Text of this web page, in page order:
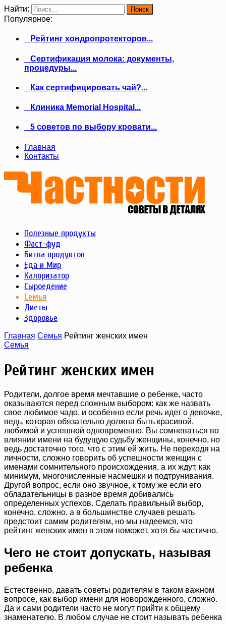
Найти:
Популярное:
Рейтинг хондропротекторов...
Сертификация молока: документы,
процедуры...
Как сертифицировать чай?...
Клиника Memorial Hospital...
5 советов по выбору кровати...
Главная
Контакты
Полезные продукты
Фаст-фуд
Битва продуктов
Еда и Мир
Калоризатор
Сыроедение
Семья
Диеты
Здоровье
Главная Семья Рейтинг женских имен
Семья
Рейтинг женских имен
Родители, долгое время мечтавшие о ребенке, часто
оказываются перед сложным выбором: как же назвать
свое любимое чадо, и особенно если речь идет о девочке,
ведь, которая обязательно должна быть красивой,
любимой и успешной одновременно. Вы сомневаться во
влиянии имени на будущую судьбу женщины, конечно, но
ведь достаточно того, что с этим ей жить. Не переходя на
личности, сложно говорить об успешности женщин с
именами сомнительного происхождения, а их ждут, как
минимум, многочисленные насмешки и подтрунивания.
Другой вопрос, если оно звучное, к тому же если его
обладательницы в разное время добивались
определенных успехов. Сделать правильный выбор,
конечно, сложно, а в большинстве случаев решать
предстоит самим родителям, но мы надеемся, что
рейтинг женских имен в этом поможет, хотя бы частично.
Чего не стоит допускать, называя
ребенка
Естественно, давать советы родителям в таком важном
вопросе, как выбор имени для новорожденного, сложно.
Да и сами родители часто не могут прийти к общему
знаменателю. В любом случае не стоит называть ребенка